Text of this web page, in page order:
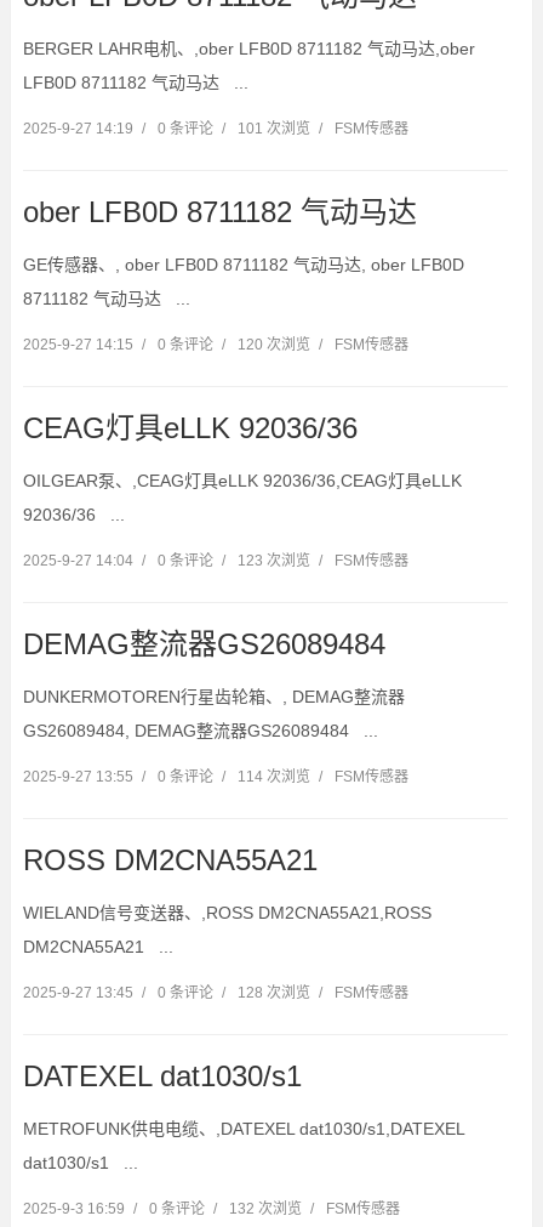
BERGER LAHR电机、,ober LFB0D 8711182 气动马达,ober
LFB0D 8711182 气动马达 ...
2025-9-27 14:19 / 0 条评论 / 101 次浏览 / FSM传感器
ober LFB0D 8711182 气动马达
GE传感器、, ober LFB0D 8711182 气动马达, ober LFB0D
8711182 气动马达 ...
2025-9-27 14:15 / 0 条评论 / 120 次浏览 / FSM传感器
CEAG灯具eLLK 92036/36
OILGEAR泵、,CEAG灯具eLLK 92036/36,CEAG灯具eLLK
92036/36 ...
2025-9-27 14:04 / 0 条评论 / 123 次浏览 / FSM传感器
DEMAG整流器GS26089484
DUNKERMOTOREN行星齿轮箱、, DEMAG整流器
GS26089484, DEMAG整流器GS26089484 ...
2025-9-27 13:55 / 0 条评论 / 114 次浏览 / FSM传感器
ROSS DM2CNA55A21
WIELAND信号变送器、,ROSS DM2CNA55A21,ROSS
DM2CNA55A21 ...
2025-9-27 13:45 / 0 条评论 / 128 次浏览 / FSM传感器
DATEXEL dat1030/s1
METROFUNK供电电缆、,DATEXEL dat1030/s1,DATEXEL
dat1030/s1 ...
2025-9-3 16:59 / 0 条评论 / 132 次浏览 / FSM传感器